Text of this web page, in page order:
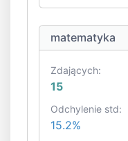
matematyka
Zdających:
15
Odchylenie std:
15.2%